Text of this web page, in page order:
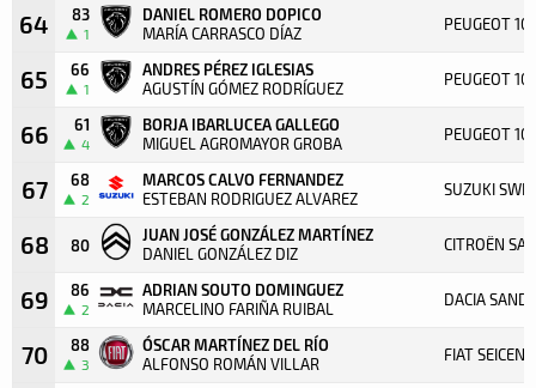
64 83
1
DANIEL ROMERO DOPICO
MARÍA CARRASCO DÍAZ PEUGEOT
65 66
1
ANDRES PÉREZ IGLESIAS
AGUSTÍN GÓMEZ RODRÍGUEZ PEUGEOT
66 61
4
BORJA IBARLUCEA GALLEGO
MIGUEL AGROMAYOR GROBA PEUGEOT
67 68
2
MARCOS CALVO FERNANDEZ
ESTEBAN RODRIGUEZ ALVAREZ SUZUKI
68 80
JUAN JOSÉ GONZÁLEZ MARTÍNEZ
DANIEL GONZÁLEZ DIZ CITROËN
69 86
2
ADRIAN SOUTO DOMINGUEZ
MARCELINO FARIÑA RUIBAL DACIA
70 88
3
ÓSCAR MARTÍNEZ DEL RÍO
ALFONSO ROMÁN VILLAR FIAT